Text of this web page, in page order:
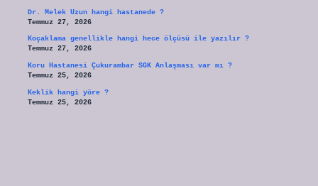
Dr. Melek Uzun hangi hastanede ?
Temmuz 27, 2026
Koçaklama genellikle hangi hece ölçüsü ile yazılır ?
Temmuz 27, 2026
Koru Hastanesi Çukurambar SGK Anlaşması var mı ?
Temmuz 25, 2026
Keklik hangi yöre ?
Temmuz 25, 2026